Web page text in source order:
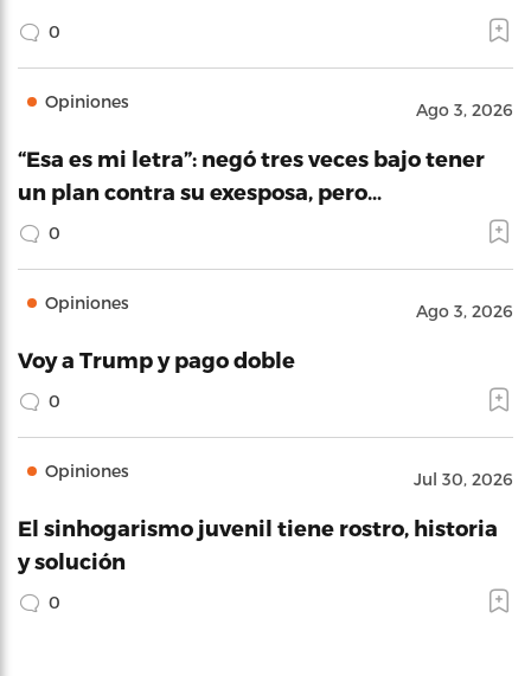
0
Opiniones Ago 3, 2026
“Esa es mi letra”: negó tres veces bajo tener
un plan contra su exesposa, pero…
0
Opiniones Ago 3, 2026
Voy a Trump y pago doble
0
Opiniones Jul 30, 2026
El sinhogarismo juvenil tiene rostro, historia
y solución
0